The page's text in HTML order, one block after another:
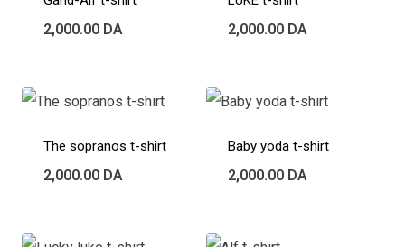
2,000.00 DA 2,000.00 DA
The sopranos t-shirt
2,000.00 DA
Baby yoda t-shirt
2,000.00 DA